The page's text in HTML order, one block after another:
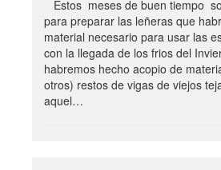
Estos meses de buen tiempo
para preparar las leñeras que
material necesario para usar las
con la llegada de los frios del
habremos hecho acopio de
otros) restos de vigas de viejos
aquel…